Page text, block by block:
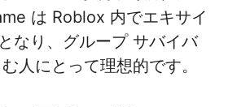
は Roblox 内でエキサイ
なり、グループ サバイバ
人にとって理想的です。